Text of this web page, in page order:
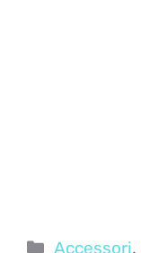
Categorie
Accessori,